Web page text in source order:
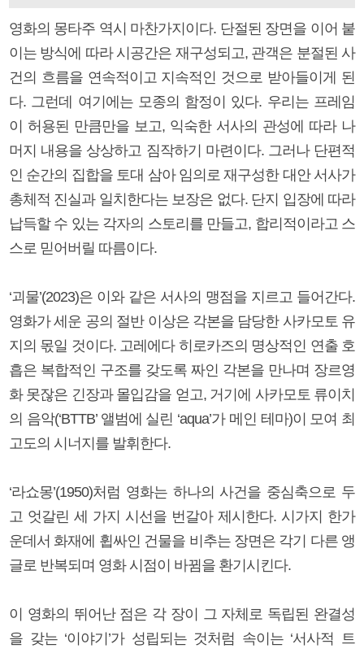
영화의 몽타주 역시 마찬가지이다. 단절된 장면을 이어 붙
이는 방식에 따라 시공간은 재구성되고, 관객은 분절된 사
건의 흐름을 연속적이고 지속적인 것으로 받아들이게 된
다. 그런데 여기에는 모종의 함정이 있다. 우리는 프레임
이 허용된 만큼만을 보고, 익숙한 서사의 관성에 따라 나
머지 내용을 상상하고 짐작하기 마련이다. 그러나 단편적
인 순간의 집합을 토대 삼아 임의로 재구성한 대안 서사가
총체적 진실과 일치한다는 보장은 없다. 단지 입장에 따라
납득할 수 있는 각자의 스토리를 만들고, 합리적이라고 스
스로 믿어버릴 따름이다.
‘괴물’(2023)은 이와 같은 서사의 맹점을 지르고 들어간다.
영화가 세운 공의 절반 이상은 각본을 담당한 사카모토 유
지의 몫일 것이다. 고레에다 히로카즈의 명상적인 연출 호
흡은 복합적인 구조를 갖도록 짜인 각본을 만나며 장르영
화 못잖은 긴장과 몰입감을 얻고, 거기에 사카모토 류이치
의 음악(‘BTTB’ 앨범에 실린 ‘aqua’가 메인 테마)이 모여 최
고도의 시너지를 발휘한다.
‘라쇼몽’(1950)처럼 영화는 하나의 사건을 중심축으로 두
고 엇갈린 세 가지 시선을 번갈아 제시한다. 시가지 한가
운데서 화재에 휩싸인 건물을 비추는 장면은 각기 다른 앵
글로 반복되며 영화 시점이 바뀜을 환기시킨다.
이 영화의 뛰어난 점은 각 장이 그 자체로 독립된 완결성
을 갖는 ‘이야기’가 성립되는 것처럼 속이는 ‘서사적 트